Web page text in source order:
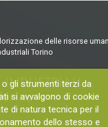
delle risorse
Torino
gli strumenti terzi da
si avvalgono di cookie
di natura tecnica per il
dello stesso e